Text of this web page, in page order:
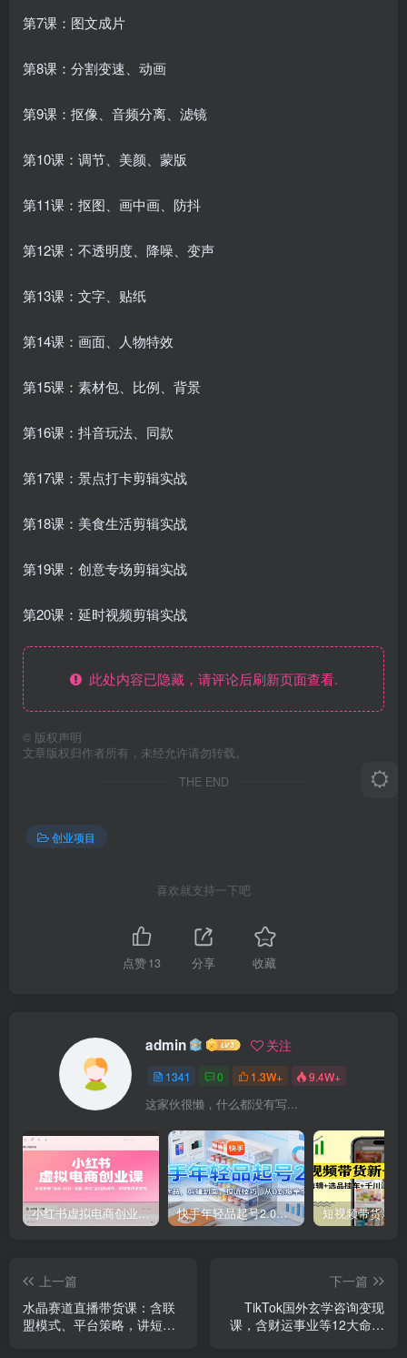
第7课：图文成片
第8课：分割变速、动画
第9课：抠像、音频分离、滤镜
第10课：调节、美颜、蒙版
第11课：抠图、画中画、防抖
第12课：不透明度、降噪、变声
第13课：文字、贴纸
第14课：画面、人物特效
第15课：素材包、比例、背景
第16课：抖音玩法、同款
第17课：景点打卡剪辑实战
第18课：美食生活剪辑实战
第19课：创意专场剪辑实战
第20课：延时视频剪辑实战
此处内容已隐藏，请评论后刷新页面查看.
© 版权声明
文章版权归作者所有，未经允许请勿转载。
THE END
创业项目
喜欢就支持一下吧
点赞13 分享 收藏
admin 关注
1341 0 1.3W+ 9.4W+
这家伙很懒，什么都没有写...
小红书虚拟电商创业课，系统拆解选品-内容-流量-变现，实现零成本变现 快手年轻品起号2.0：养号选品，剪辑封面，投流技巧，从0到爆单全流程
上一篇
水晶赛道直播带货课：含联
盟模式、平台策略，讲短视
下一篇
TikTok国外玄学咨询变现
课，含财运事业等12大命理